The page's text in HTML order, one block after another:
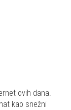
ovih dana.
kao snežni